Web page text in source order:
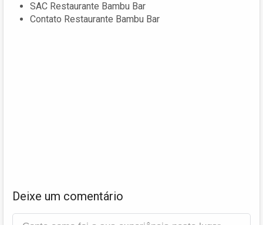
SAC Restaurante Bambu Bar
Contato Restaurante Bambu Bar
Deixe um comentário